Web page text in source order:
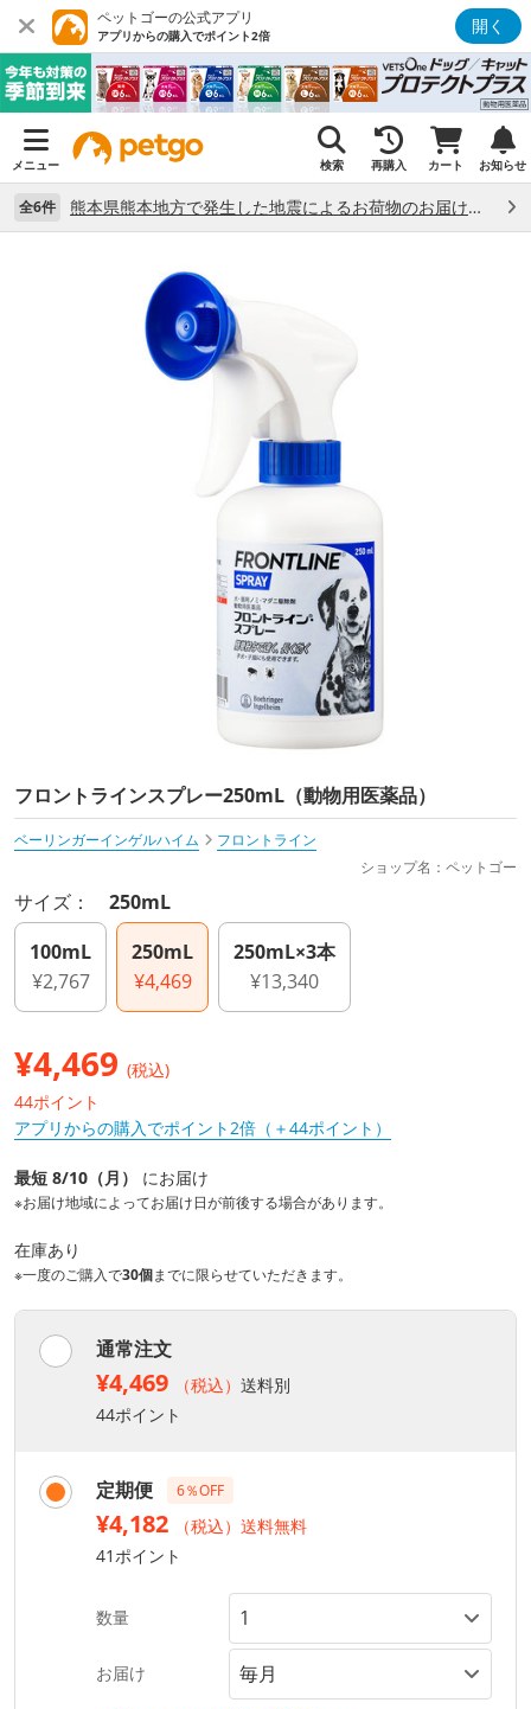
ペットゴーの公式アプリ
アプリからの購入でポイント2倍 開く
メニュー 検索 再購入 カート お知らせ
全6件 熊本県熊本地方で発生した地震によるお荷物のお届け状況について （7/28）
フロントラインスプレー250mL（動物用医薬品）
ベーリンガーインゲルハイム
フロントライン
ショップ名：ペットゴー
サイズ： 250mL
100mL
¥2,767
250mL
¥4,469
250mL×3本
¥13,340
¥4,469 (税込)
44ポイント
アプリからの購入でポイント2倍（＋44ポイント）
最短 8/10（月） にお届け
※お届け地域によってお届け日が前後する場合があります。
在庫あり
※一度のご購入で30個までに限らせていただきます。
通常注文
¥4,469 （税込） 送料別
44ポイント
定期便 6％OFF
¥4,182
（税込）送料無料
41ポイント
数量
お届け